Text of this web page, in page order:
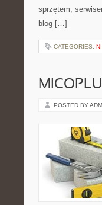
sprzętem,
blog […]
CATEGORIES:
POSTED BY